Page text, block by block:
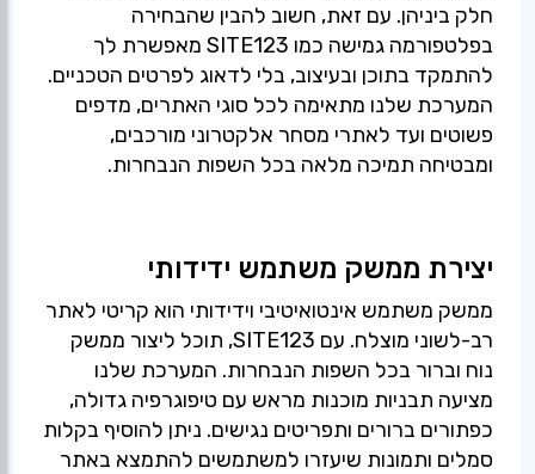
חלק ביניהן. עם זאת, חשוב להבין שהבחירה
בפלטפורמה גמישה כמו SITE123 מאפשרת לך
להתמקד בתוכן ובעיצוב, בלי לדאוג לפרטים הטכניים.
המערכת שלנו מתאימה לכל סוגי האתרים, מדפים
פשוטים ועד לאתרי מסחר אלקטרוני מורכבים,
ומבטיחה תמיכה מלאה בכל השפות הנבחרות.
יצירת ממשק משתמש ידידותי
ממשק משתמש אינטואיטיבי וידידותי הוא קריטי לאתר
רב-לשוני מוצלח. עם SITE123, תוכל ליצור ממשק
נוח וברור בכל השפות הנבחרות. המערכת שלנו
מציעה תבניות מוכנות מראש עם טיפוגרפיה גדולה,
כפתורים ברורים ותפריטים נגישים. ניתן להוסיף בקלות
סמלים ותמונות שיעזרו למשתמשים להתמצא באתר